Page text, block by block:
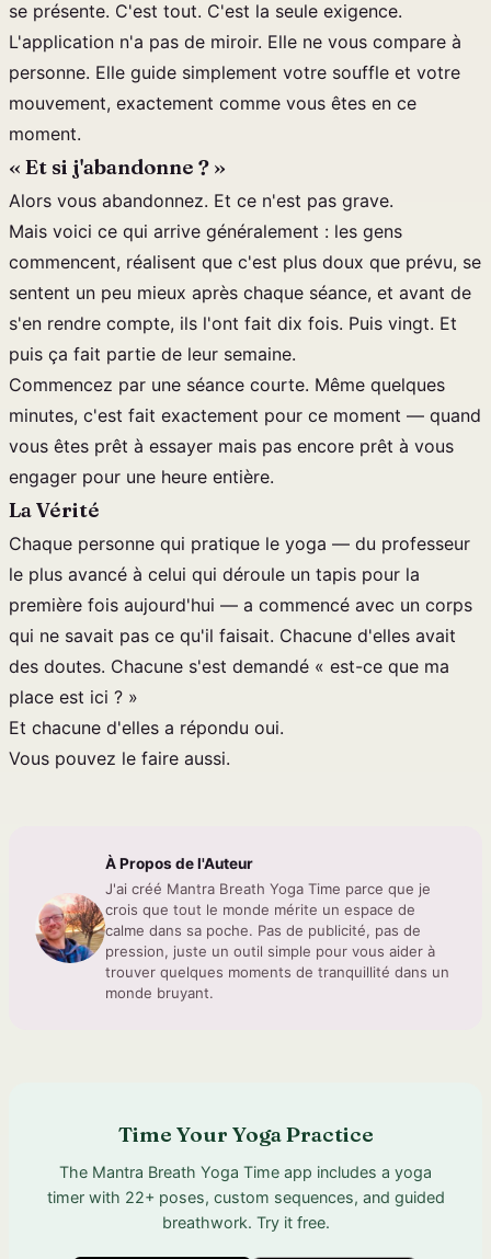
se présente. C'est tout. C'est la seule exigence.
L'application n'a pas de miroir. Elle ne vous compare à
personne. Elle guide simplement votre souffle et votre
mouvement, exactement comme vous êtes en ce
moment.
« Et si j'abandonne ? »
Alors vous abandonnez. Et ce n'est pas grave.
Mais voici ce qui arrive généralement : les gens
commencent, réalisent que c'est plus doux que prévu, se
sentent un peu mieux après chaque séance, et avant de
s'en rendre compte, ils l'ont fait dix fois. Puis vingt. Et
puis ça fait partie de leur semaine.
Commencez par une séance courte. Même quelques
minutes, c'est fait exactement pour ce moment — quand
vous êtes prêt à essayer mais pas encore prêt à vous
engager pour une heure entière.
La Vérité
Chaque personne qui pratique le yoga — du professeur
le plus avancé à celui qui déroule un tapis pour la
première fois aujourd'hui — a commencé avec un corps
qui ne savait pas ce qu'il faisait. Chacune d'elles avait
des doutes. Chacune s'est demandé « est-ce que ma
place est ici ? »
Et chacune d'elles a répondu oui.
Vous pouvez le faire aussi.
À Propos de l'Auteur
J'ai créé Mantra Breath Yoga Time parce que je
crois que tout le monde mérite un espace de
calme dans sa poche. Pas de publicité, pas de
pression, juste un outil simple pour vous aider à
trouver quelques moments de tranquillité dans un
monde bruyant.
Time Your Yoga Practice
The Mantra Breath Yoga Time app includes a yoga
timer with 22+ poses, custom sequences, and guided
breathwork. Try it free.